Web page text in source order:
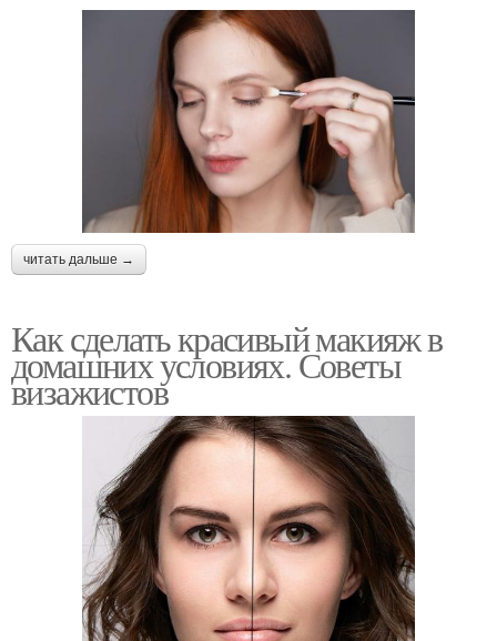
читать дальше →
Как сделать красивый макияж в
домашних условиях. Советы
визажистов